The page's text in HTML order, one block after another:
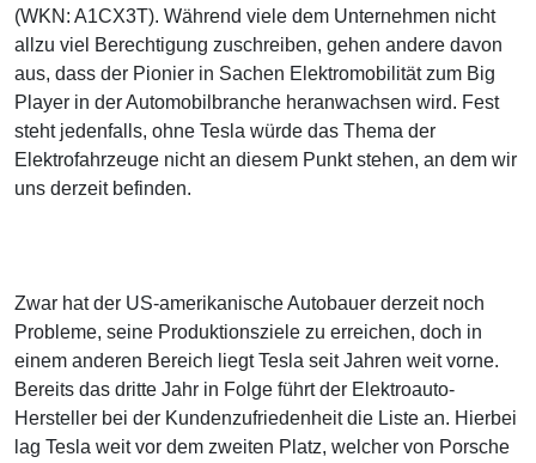
(WKN: A1CX3T). Während viele dem Unternehmen nicht
allzu viel Berechtigung zuschreiben, gehen andere davon
aus, dass der Pionier in Sachen Elektromobilität zum Big
Player in der Automobilbranche heranwachsen wird. Fest
steht jedenfalls, ohne Tesla würde das Thema der
Elektrofahrzeuge nicht an diesem Punkt stehen, an dem wir
uns derzeit befinden.
Zwar hat der US-amerikanische Autobauer derzeit noch
Probleme, seine Produktionsziele zu erreichen, doch in
einem anderen Bereich liegt Tesla seit Jahren weit vorne.
Bereits das dritte Jahr in Folge führt der Elektroauto-
Hersteller bei der Kundenzufriedenheit die Liste an. Hierbei
lag Tesla weit vor dem zweiten Platz, welcher von Porsche